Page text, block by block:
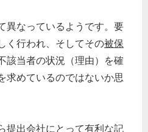
異なっているようです。要
く行われ、そしてその被保
該当者の状況（理由）を確
求めているのではないか思
提出会社にとって有利な記